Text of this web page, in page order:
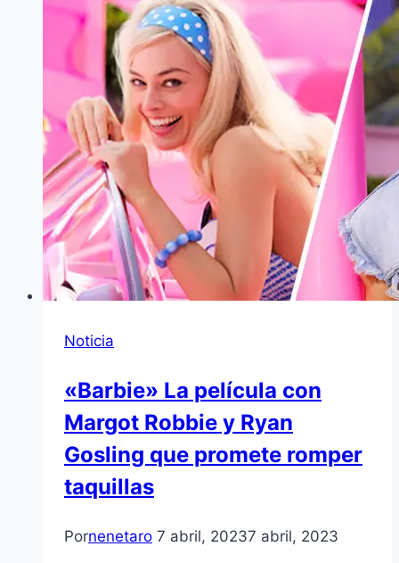
Noticia
«Barbie» La película con
Margot Robbie y Ryan
Gosling que promete romper
taquillas
Pornenetaro 7 abril, 20237 abril, 2023